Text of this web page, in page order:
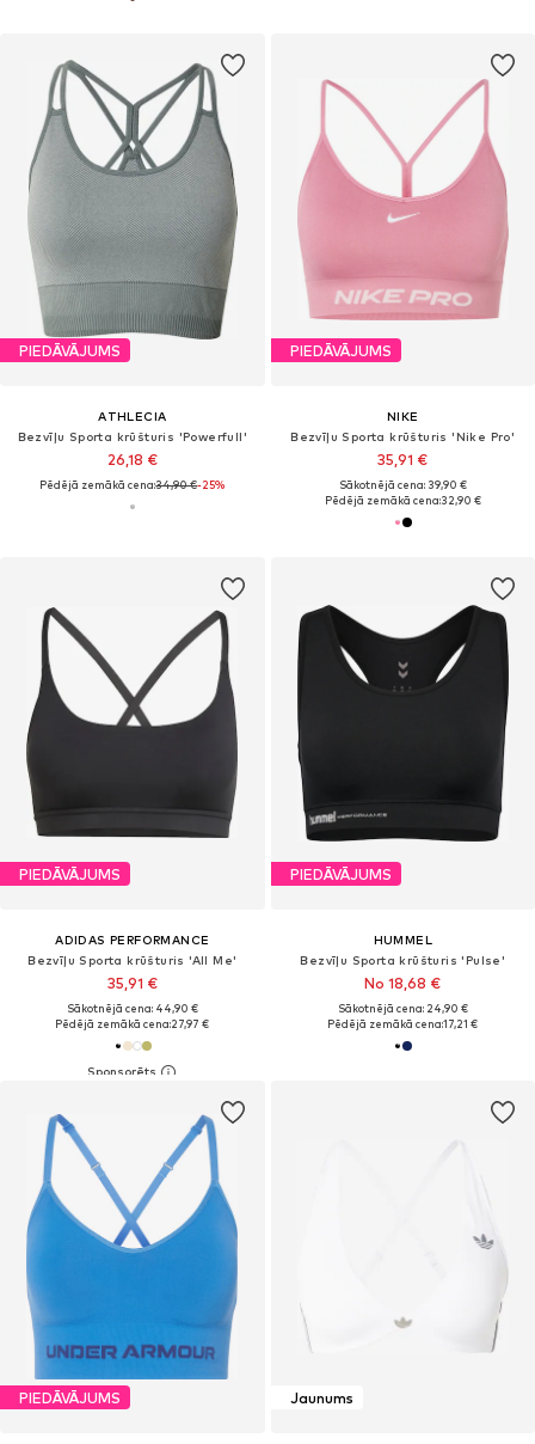
PIEDĀVĀJUMS
ATHLECIA
Bezvīļu Sporta krūšturis 'Powerfull'
26,18 €
Pēdējā zemākā cena:34,90 €-25%
PIEDĀVĀJUMS
NIKE
Bezvīļu Sporta krūšturis 'Nike Pro'
35,91 €
Sākotnējā cena: 39,90 €
Pēdējā zemākā cena:32,90 €
PIEDĀVĀJUMS
ADIDAS PERFORMANCE
Bezvīļu Sporta krūšturis 'All Me'
35,91 €
Sākotnējā cena: 44,90 €
Pēdējā zemākā cena:27,97 €
PIEDĀVĀJUMS
HUMMEL
Bezvīļu Sporta krūšturis 'Pulse'
No 18,68 €
Sākotnējā cena: 24,90 €
Pēdējā zemākā cena:17,21 €
PIEDĀVĀJUMS Jaunums